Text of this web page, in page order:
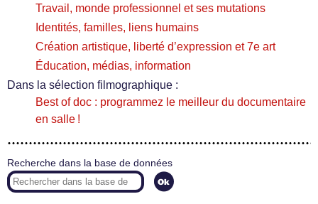
Travail, monde professionnel et ses mutations
Identités, familles, liens humains
Création artistique, liberté d’expression et 7e art
Éducation, médias, information
Dans la sélection filmographique :
Best of doc : programmez le meilleur du documentaire
en salle !
Recherche dans la base de données